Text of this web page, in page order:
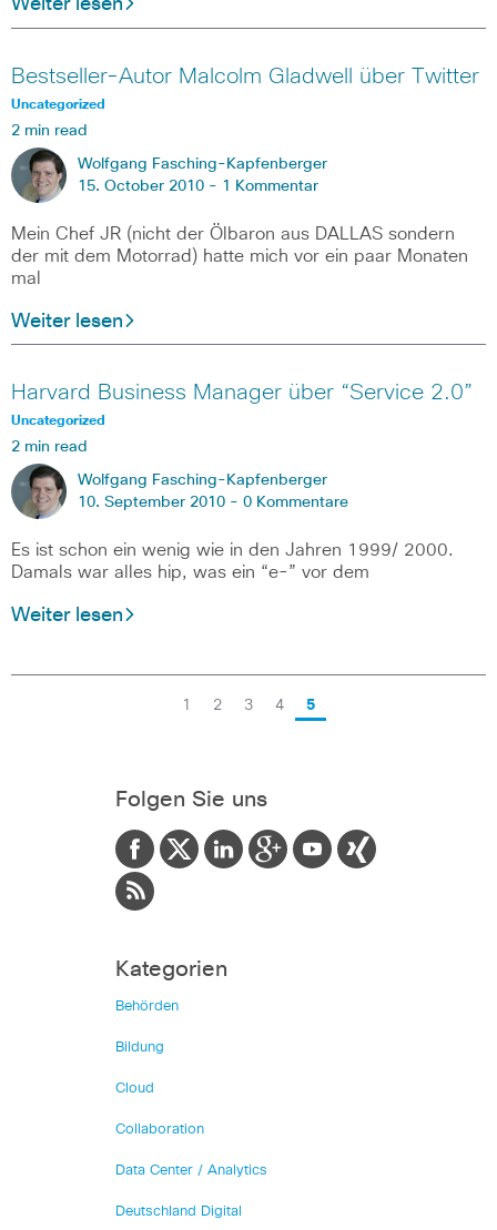
Weiter lesen
Bestseller-Autor Malcolm Gladwell über Twitter
Uncategorized
2 min read
Wolfgang Fasching-Kapfenberger
15. October 2010 - 1 Kommentar
Mein Chef JR (nicht der Ölbaron aus DALLAS sondern
der mit dem Motorrad) hatte mich vor ein paar Monaten
mal
Weiter lesen
Harvard Business Manager über “Service 2.0”
Uncategorized
2 min read
Wolfgang Fasching-Kapfenberger
10. September 2010 - 0 Kommentare
Es ist schon ein wenig wie in den Jahren 1999/ 2000.
Damals war alles hip, was ein “e-” vor dem
Weiter lesen
1 2 3 4 5
Folgen Sie uns
Kategorien
Behörden
Bildung
Cloud
Collaboration
Data Center / Analytics
Deutschland Digital